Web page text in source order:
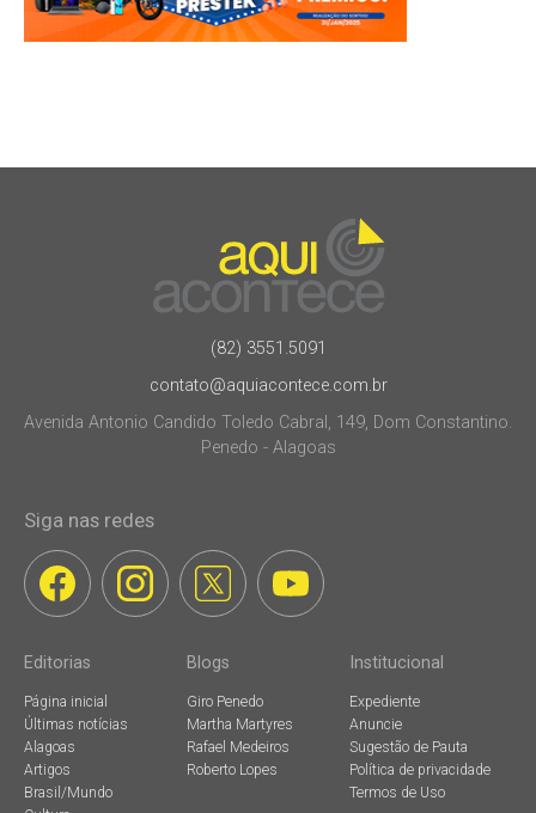
(82) 3551.5091
contato@aquiacontece.com.br
Avenida Antonio Candido Toledo Cabral, 149, Dom Constantino.
Penedo - Alagoas
Siga nas redes
Editorias
Página inicial
Últimas notícias
Alagoas
Artigos
Brasil/Mundo
Blogs
Giro Penedo
Martha Martyres
Rafael Medeiros
Roberto Lopes
Institucional
Expediente
Anuncie
Sugestão de Pauta
Política de privacidade
Termos de Uso